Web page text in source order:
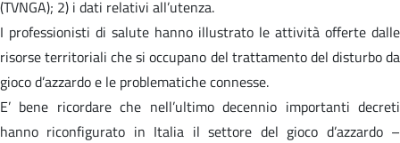
(TVNGA); 2) i dati relativi all’utenza.
I professionisti di salute hanno illustrato le attività offerte dalle
risorse territoriali che si occupano del trattamento del disturbo da
gioco d’azzardo e le problematiche connesse.
E’ bene ricordare che nell’ultimo decennio importanti decreti
hanno riconfigurato in Italia il settore del gioco d’azzardo –